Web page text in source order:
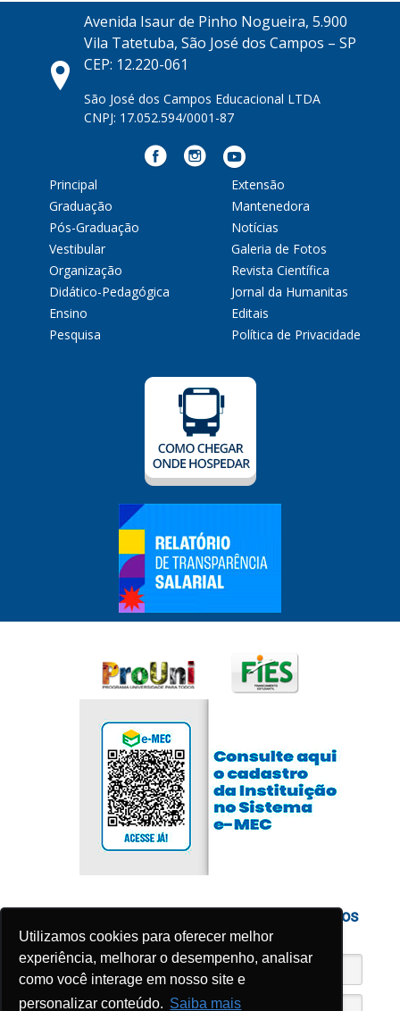
Utilizamos cookies para oferecer melhor
experiência, melhorar o desempenho, analisar
como você interage em nosso site e
personalizar conteúdo. Saiba mais
Avenida Isaur de Pinho Nogueira, 5.900
Vila Tatetuba, São José dos Campos – SP
CEP: 12.220-061
São José dos Campos Educacional LTDA
CNPJ: 17.052.594/0001-87
Principal
Graduação
Pós-Graduação
Vestibular
Organização
Didático-Pedagógica
Ensino
Pesquisa
Extensão
Mantenedora
Notícias
Galeria de Fotos
Revista Científica
Jornal da Humanitas
Editais
Política de Privacidade
Cadastre-se para receber nossos conteúdos
exclusivos